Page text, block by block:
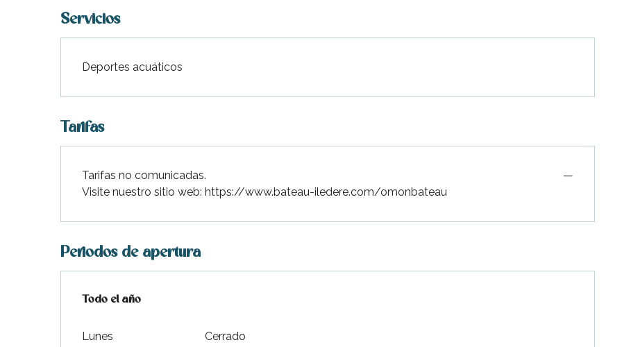
Servicios
Deportes acuáticos
Tarifas
Tarifas no comunicadas.
—
Visite nuestro sitio web: https://www.bateau-iledere.com/omonbateau
Periodos de apertura
Todo el año
Todo el año
Lunes Cerrado